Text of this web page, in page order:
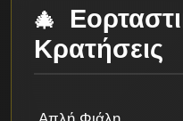
Κρατήσεις